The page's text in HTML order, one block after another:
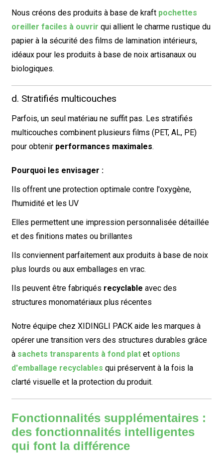
Nous créons des produits à base de kraft pochettes
oreiller faciles à ouvrir qui allient le charme rustique du
papier à la sécurité des films de lamination intérieurs,
idéaux pour les produits à base de noix artisanaux ou
biologiques.
d. Stratifiés multicouches
Parfois, un seul matériau ne suffit pas. Les stratifiés
multicouches combinent plusieurs films (PET, AL, PE)
pour obtenir performances maximales.
Pourquoi les envisager :
Ils offrent une protection optimale contre l'oxygène,
l'humidité et les UV
Elles permettent une impression personnalisée détaillée
et des finitions mates ou brillantes
Ils conviennent parfaitement aux produits à base de noix
plus lourds ou aux emballages en vrac.
Ils peuvent être fabriqués recyclable avec des
structures monomatériaux plus récentes
Notre équipe chez XIDINGLI PACK aide les marques à
opérer une transition vers des structures durables grâce
à sachets transparents à fond platet options
d'emballage recyclables qui préservent à la fois la
clarté visuelle et la protection du produit.
Fonctionnalités supplémentaires :
des fonctionnalités intelligentes
qui font la différence